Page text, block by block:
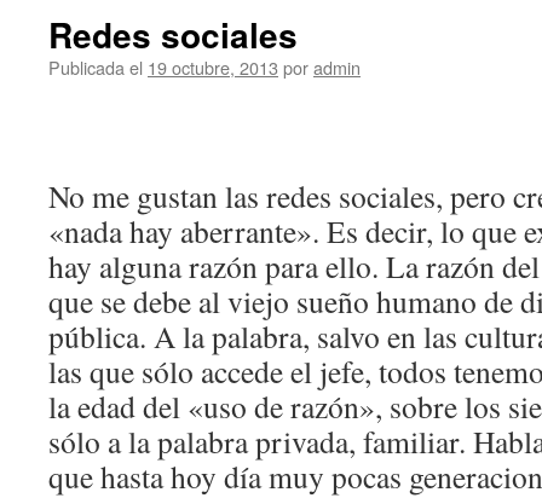
Redes sociales
Publicada el 19 octubre, 2013 poradmin
No me gustan las redes sociales, pero
«nada hay aberrante». Es decir, lo que
hay alguna razón para ello. La razón
que se debe al viejo sueño humano de
pública. A la palabra, salvo en las
las que sólo accede el jefe, todos
la edad del «uso de razón», sobre los
sólo a la palabra privada, familiar.
que hasta hoy día muy pocas